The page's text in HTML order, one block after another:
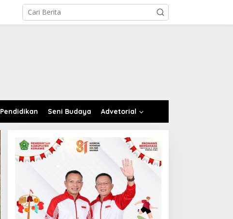
Pendidikan Seni Budaya Advetorial